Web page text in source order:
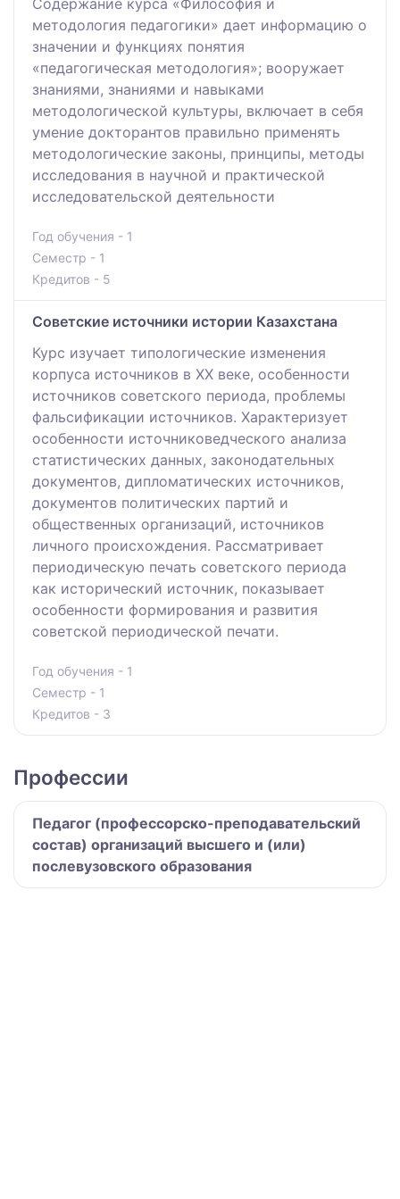
Содержание курса «Философия и
методология педагогики» дает информацию о
значении и функциях понятия
«педагогическая методология»; вооружает
знаниями, знаниями и навыками
методологической культуры, включает в себя
умение докторантов правильно применять
методологические законы, принципы, методы
исследования в научной и практической
исследовательской деятельности
Год обучения - 1
Семестр - 1
Кредитов - 5
Советские источники истории Казахстана
Курс изучает типологические изменения
корпуса источников в XX веке, особенности
источников советского периода, проблемы
фальсификации источников. Характеризует
особенности источниковедческого анализа
статистических данных, законодательных
документов, дипломатических источников,
документов политических партий и
общественных организаций, источников
личного происхождения. Рассматривает
периодическую печать советского периода
как исторический источник, показывает
особенности формирования и развития
советской периодической печати.
Год обучения - 1
Семестр - 1
Кредитов - 3
Профессии
Педагог (профессорско-преподавательский
состав) организаций высшего и (или)
послевузовского образования